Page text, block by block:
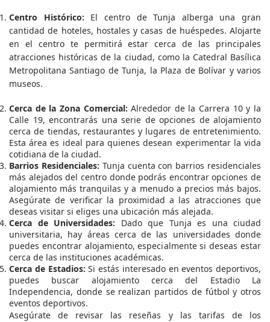
Centro Histórico: El centro de Tunja alberga una gran
cantidad de hoteles, hostales y casas de huéspedes. Alojarte
en el centro te permitirá estar cerca de las principales
atracciones históricas de la ciudad, como la Catedral Basílica
Metropolitana Santiago de Tunja, la Plaza de Bolívar y varios
museos.
Cerca de la Zona Comercial: Alrededor de la Carrera 10 y la
Calle 19, encontrarás una serie de opciones de alojamiento
cerca de tiendas, restaurantes y lugares de entretenimiento.
Esta área es ideal para quienes desean experimentar la vida
cotidiana de la ciudad.
Barrios Residenciales: Tunja cuenta con barrios residenciales
más alejados del centro donde podrás encontrar opciones de
alojamiento más tranquilas y a menudo a precios más bajos.
Asegúrate de verificar la proximidad a las atracciones que
deseas visitar si eliges una ubicación más alejada.
Cerca de Universidades: Dado que Tunja es una ciudad
universitaria, hay áreas cerca de las universidades donde
puedes encontrar alojamiento, especialmente si deseas estar
cerca de las instituciones académicas.
Cerca de Estadios: Si estás interesado en eventos deportivos,
puedes buscar alojamiento cerca del Estadio La
Independencia, donde se realizan partidos de fútbol y otros
eventos deportivos.
Asegúrate de revisar las reseñas y las tarifas de los